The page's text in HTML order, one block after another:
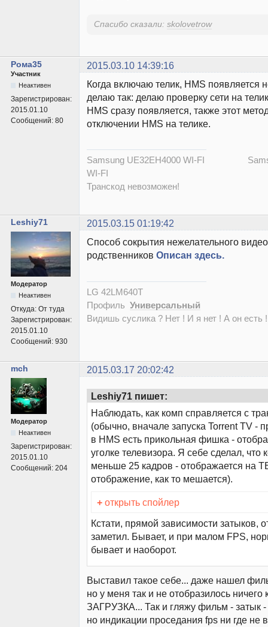
Спасибо сказали: skolovetrow
Рома35 2015.03.10 14:39:16
Участник
Неактивен
Зарегистрирован:
2015.01.10
Сообщений: 80
Когда включаю телик, HMS появляется
делаю так: делаю проверку сети на
HMS сразу появляется, также этот
отключении HMS на телике.
Samsung UE32EH4000 WI-FI
WI-FI
Транскод невозможен!
Leshiy71 2015.03.15 01:19:42
Модератор
Неактивен
Откуда: От туда
Зарегистрирован:
2015.01.10
Сообщений: 930
Способ сокрытия нежелательного
родственников Описан здесь.
LG 42LM640T
Профиль Универсальный
Видишь суслика ? Нет ! И я нет ! А он есть
mch 2015.03.17 20:02:42
Модератор
Неактивен
Зарегистрирован:
2015.01.10
Сообщений: 204
Leshiy71 пишет:
Наблюдать, как комп справляется с
(обычно, вначале запуска Torrent TV -
в HMS есть прикольная фишка -
уголке телевизора. Я себе сделал, что
меньше 25 кадров - отображается на
отображение, как то мешается).
+ открыть спойлер
Кстати, прямой зависимости затыков,
заметил. Бывает, и при малом FPS,
бывает и наоборот.
Выставил такое себе... даже нашел
но у меня так и не отобразилось ничего
ЗАГРУЗКА... Так и гляжу фильм - затык -
но индикации проседания fps ни где не